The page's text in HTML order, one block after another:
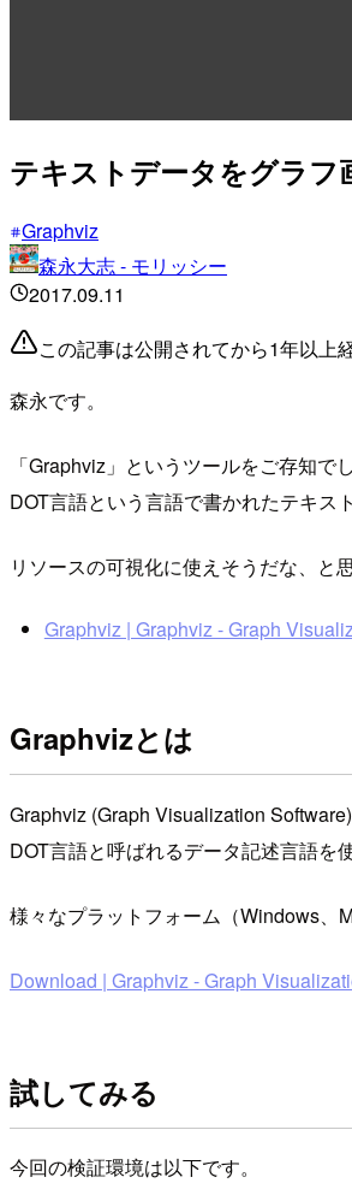
テキストデータをグラ
Graphviz
森永大志 - モリッシー
2017.09.11
この記事は公開されてから1年以上
森永です。
「Graphviz」というツールをご存知で
DOT言語という言語で書かれたテキス
リソースの可視化に使えそうだな、と
Graphviz | Graphviz - Graph
Graphvizとは
Graphviz (Graph Visualization
DOT言語と呼ばれるデータ記述言語を
様々なプラットフォーム（Windows、
Download | Graphviz - Graph
試してみる
今回の検証環境は以下です。